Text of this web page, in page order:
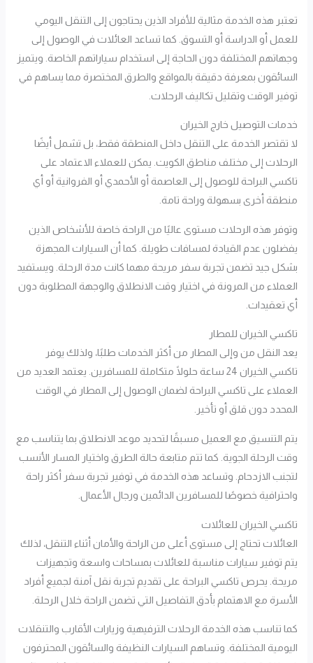
تعتبر هذه الخدمة مثالية للأفراد الذين يحتاجون إلى التنقل اليومي
للعمل أو الدراسة أو التسوق. كما تساعد العائلات في الوصول إلى
وجهاتهم المختلفة دون الحاجة إلى استخدام سياراتهم الخاصة. ويتميز
السائقون بمعرفة دقيقة بالمواقع والطرق المختصرة مما يساهم في
توفير الوقت وتقليل تكاليف الرحلات.
خدمات التوصيل خارج الخيران
لا تقتصر الخدمة على التنقل داخل المنطقة فقط، بل تشمل أيضًا
الرحلات إلى مختلف مناطق الكويت. يمكن للعملاء الاعتماد على
تاكسي البراحة للوصول إلى العاصمة أو الأحمدي أو الفروانية أو أي
منطقة أخرى بسهولة وراحة تامة.
وتوفر هذه الرحلات مستوى عاليًا من الراحة خاصة للأشخاص الذين
يفضلون عدم القيادة لمسافات طويلة. كما أن السيارات المجهزة
بشكل جيد تضمن تجربة سفر مريحة مهما كانت مدة الرحلة. ويستفيد
العملاء من المرونة في اختيار وقت الانطلاق والوجهة المطلوبة دون
أي تعقيدات.
تاكسي الخيران للمطار
يعد النقل من وإلى المطار من أكثر الخدمات طلبًا، ولذلك يوفر
تاكسي الخيران 24 ساعة حلولًا متكاملة للمسافرين. يعتمد العديد من
العملاء على تاكسي البراحة لضمان الوصول إلى المطار في الوقت
المحدد دون قلق أو تأخير.
يتم التنسيق مع العميل مسبقًا لتحديد موعد الانطلاق بما يتناسب مع
وقت الرحلة الجوية. كما تتم متابعة حالة الطرق واختيار المسار الأنسب
لتجنب الازدحام. وتساعد هذه الخدمة في توفير تجربة سفر أكثر راحة
واحترافية خصوصًا للمسافرين الدائمين ورجال الأعمال.
تاكسي الخيران للعائلات
العائلات تحتاج إلى مستوى أعلى من الراحة والأمان أثناء التنقل، لذلك
يتم توفير سيارات مناسبة للعائلات بمساحات واسعة وتجهيزات
مريحة. يحرص تاكسي البراحة على تقديم تجربة نقل آمنة لجميع أفراد
الأسرة مع الاهتمام بأدق التفاصيل التي تضمن الراحة خلال الرحلة.
كما تناسب هذه الخدمة الرحلات الترفيهية وزيارات الأقارب والتنقلات
اليومية المختلفة. وتساهم السيارات النظيفة والسائقون المحترفون